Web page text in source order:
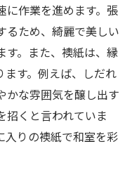
に作業を進めます。張
るため、綺麗で美しい
す。また、襖紙は、縁
す。例えば、しだれ
かな雰囲気を醸し出す
招くと言われていま
入りの襖紙で和室を彩